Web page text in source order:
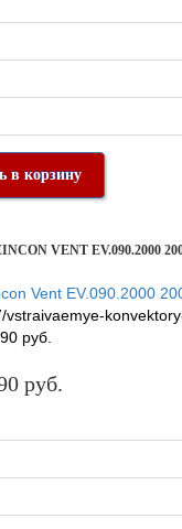
в корзину
VENT EV.090.2000
руб.
руб.